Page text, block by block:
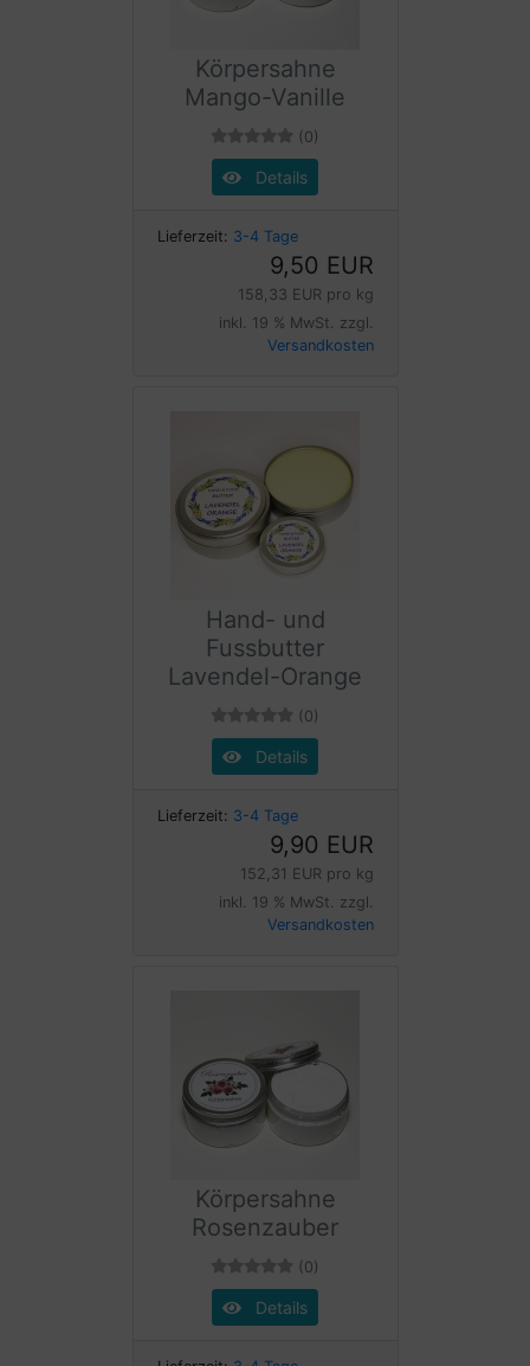
Körpersahne
Mango-Vanille
(0)
Details
Lieferzeit: 3-4 Tage
9,50 EUR
158,33 EUR pro kg
inkl. 19 % MwSt. zzgl.
Versandkosten
Hand- und
Fussbutter
Lavendel-Orange
(0)
Details
Lieferzeit: 3-4 Tage
9,90 EUR
152,31 EUR pro kg
inkl. 19 % MwSt. zzgl.
Versandkosten
Körpersahne
Rosenzauber
(0)
Details